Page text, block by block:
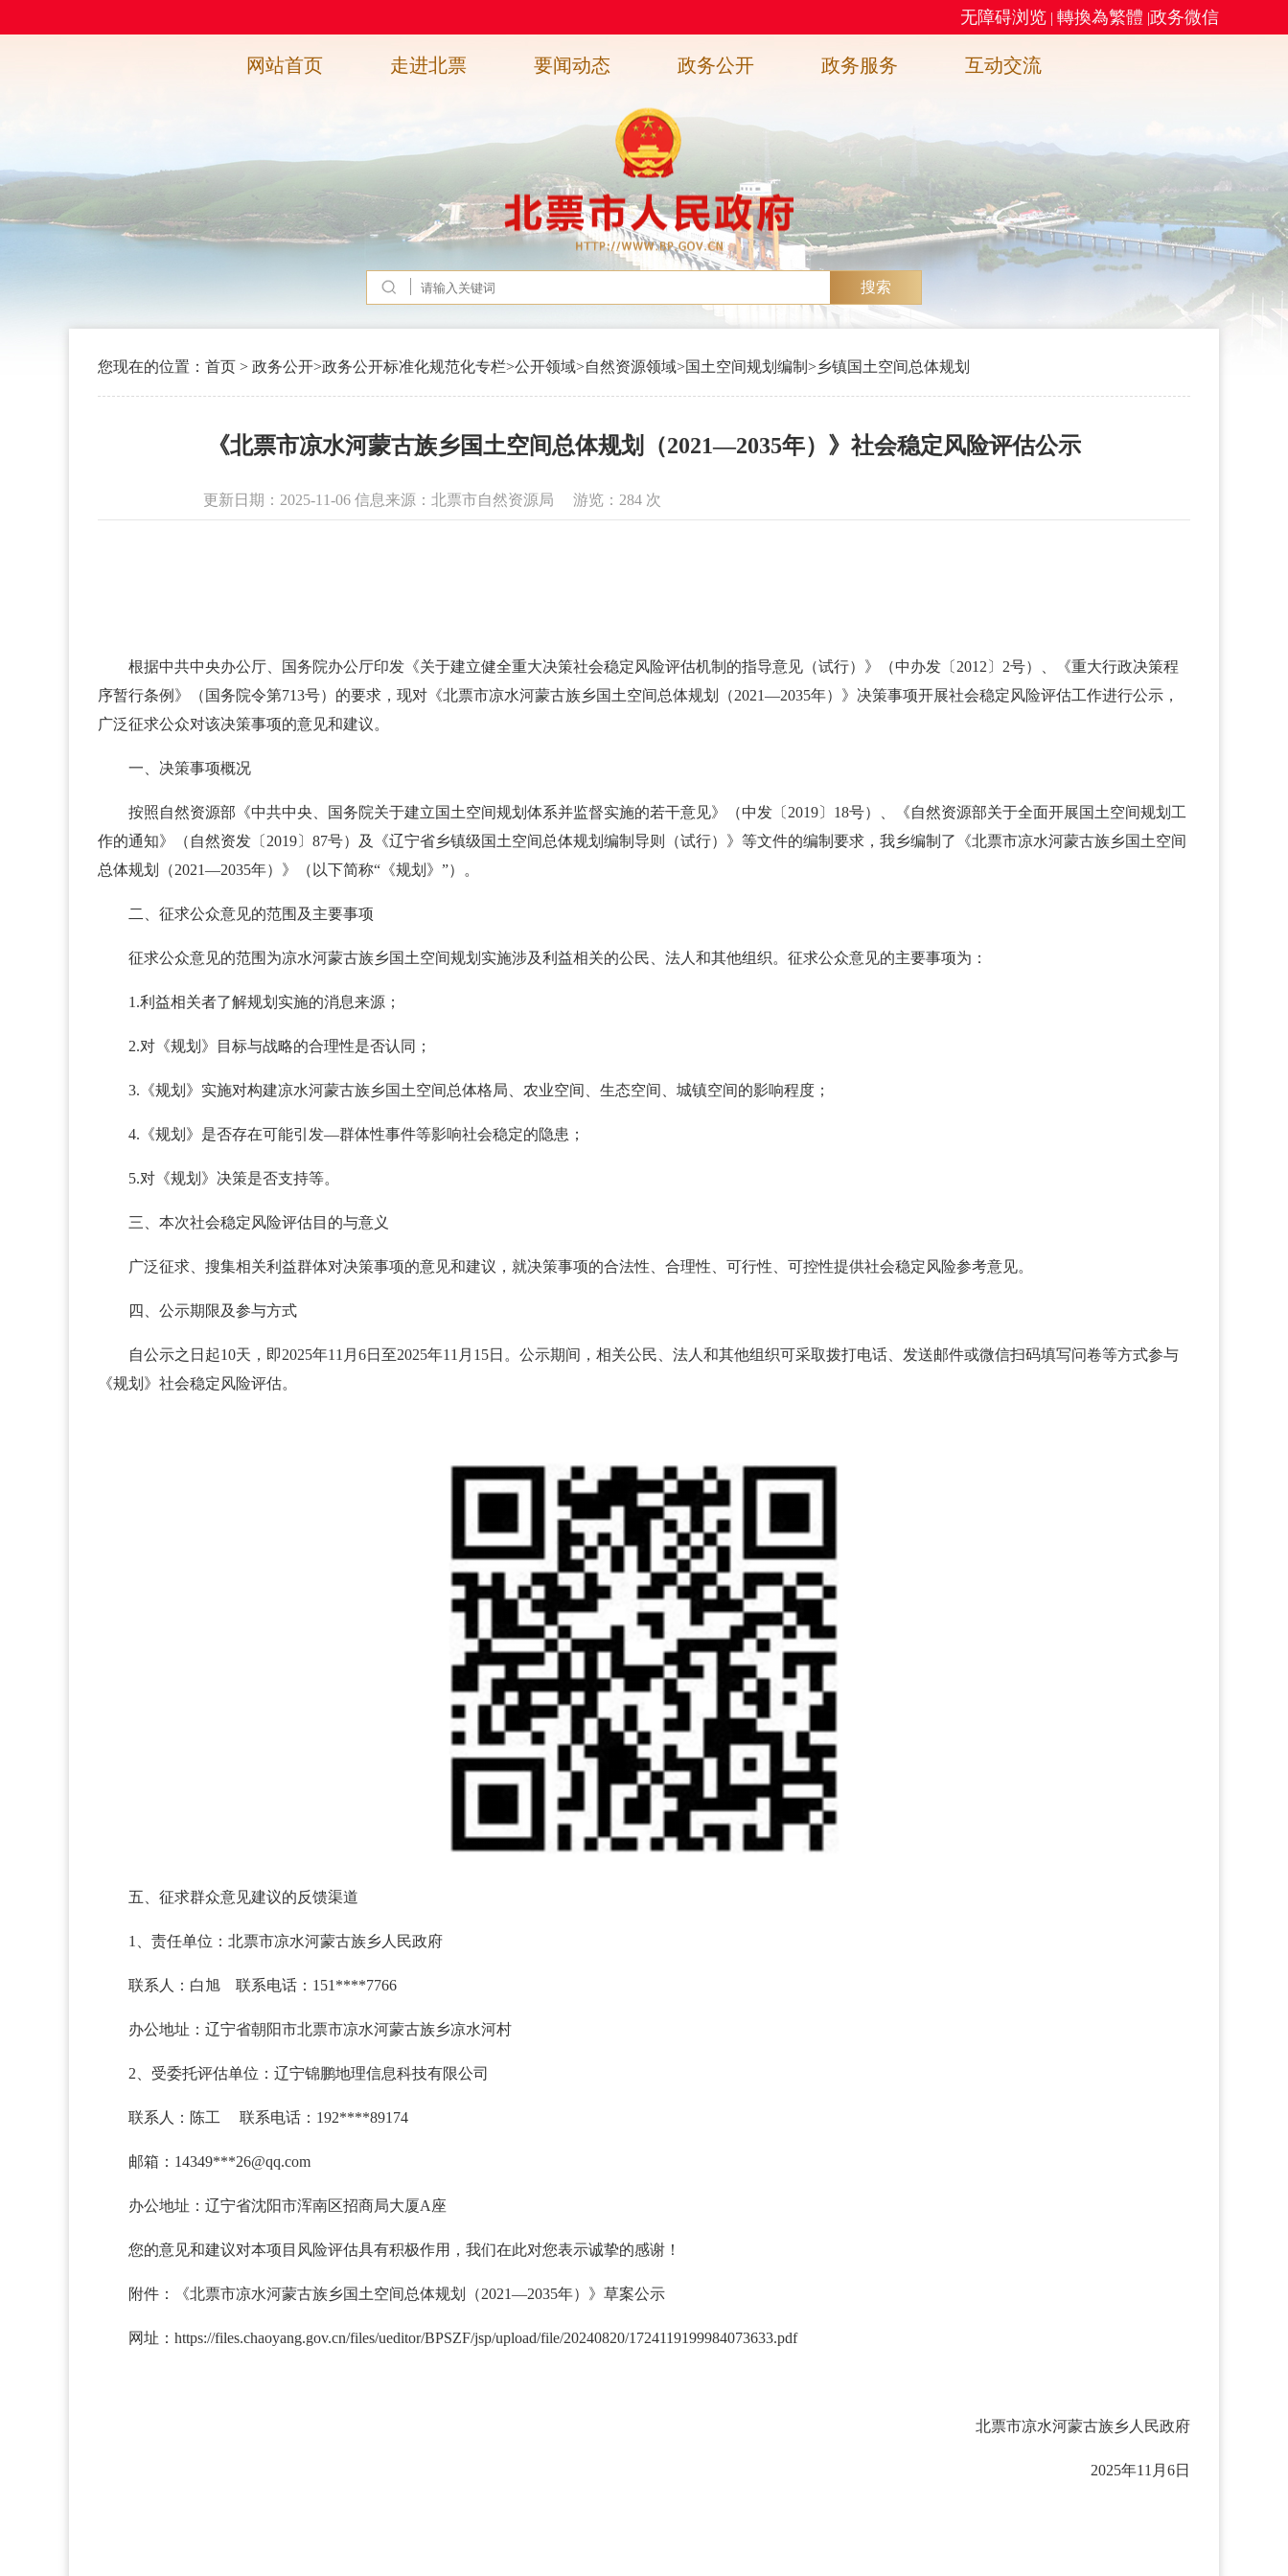
无障碍浏览 | 轉換為繁體 |政务微信
网站首页 走进北票 要闻动态 政务公开 政务服务 互动交流
搜索
您现在的位置： 首页 > 政务公开>政务公开标准化规范化专栏>公开领域>自然资源领域>国土空间规划编制 >乡镇国土空间总体规划
​《北票市凉水河蒙古族乡国土空间总体规划（2021—2035年）》社会稳定风险评估公示
更新日期：2025-11-06 信息来源：北票市自然资源局 游览： 284 次
根据中共中央办公厅、国务院办公厅印发《关于建立健全重大决策社会稳定风险评估机制的指导意见（试行）》（中办发〔2012〕2号）、《重大行政决策程
序暂行条例》（国务院令第713号）的要求，现对《北票市凉水河蒙古族乡国土空间总体规划（2021—2035年）》决策事项开展社会稳定风险评估工作进行公示，
广泛征求公众对该决策事项的意见和建议。
一、决策事项概况
按照自然资源部《中共中央、国务院关于建立国土空间规划体系并监督实施的若干意见》（中发〔2019〕18号）、《自然资源部关于全面开展国土空间规划工
作的通知》（自然资发〔2019〕87号）及《辽宁省乡镇级国土空间总体规划编制导则（试行）》等文件的编制要求，我乡编制了《北票市凉水河蒙古族乡国土空间
总体规划（2021—2035年）》（以下简称“《规划》”）。
二、征求公众意见的范围及主要事项
征求公众意见的范围为凉水河蒙古族乡国土空间规划实施涉及利益相关的公民、法人和其他组织。征求公众意见的主要事项为：
1.利益相关者了解规划实施的消息来源；
2.对《规划》目标与战略的合理性是否认同；
3.《规划》实施对构建凉水河蒙古族乡国土空间总体格局、农业空间、生态空间、城镇空间的影响程度；
4.《规划》是否存在可能引发—群体性事件等影响社会稳定的隐患；
5.对《规划》决策是否支持等。
三、本次社会稳定风险评估目的与意义
广泛征求、搜集相关利益群体对决策事项的意见和建议，就决策事项的合法性、合理性、可行性、可控性提供社会稳定风险参考意见。
四、公示期限及参与方式
自公示之日起10天，即2025年11月6日至2025年11月15日。公示期间，相关公民、法人和其他组织可采取拨打电话、发送邮件或微信扫码填写问卷等方式参与
《规划》社会稳定风险评估。
五、征求群众意见建议的反馈渠道
1、责任单位：北票市凉水河蒙古族乡人民政府
联系人：白旭 联系电话：151****7766
办公地址：辽宁省朝阳市北票市凉水河蒙古族乡凉水河村
2、受委托评估单位：辽宁锦鹏地理信息科技有限公司
联系人：陈工 联系电话：192****89174
邮箱：14349***26@qq.com
办公地址：辽宁省沈阳市浑南区招商局大厦A座
您的意见和建议对本项目风险评估具有积极作用，我们在此对您表示诚挚的感谢！
附件：《北票市凉水河蒙古族乡国土空间总体规划（2021—2035年）》草案公示
网址：https://files.chaoyang.gov.cn/files/ueditor/BPSZF/jsp/upload/file/20240820/1724119199984073633.pdf
北票市凉水河蒙古族乡人民政府
2025年11月6日